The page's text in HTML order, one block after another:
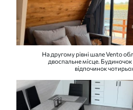
На другому рівні шале Vento
двоспальне місце.
відпочинок